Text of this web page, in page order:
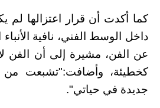
كما أكدت أن قرار اعتزالها
داخل الوسط الفني، نافية الأنباء
عن الفن، مشيرة إلى أن الفن
كخطيئة، وأضافت:"تشبعت من
جديدة في حياتي".